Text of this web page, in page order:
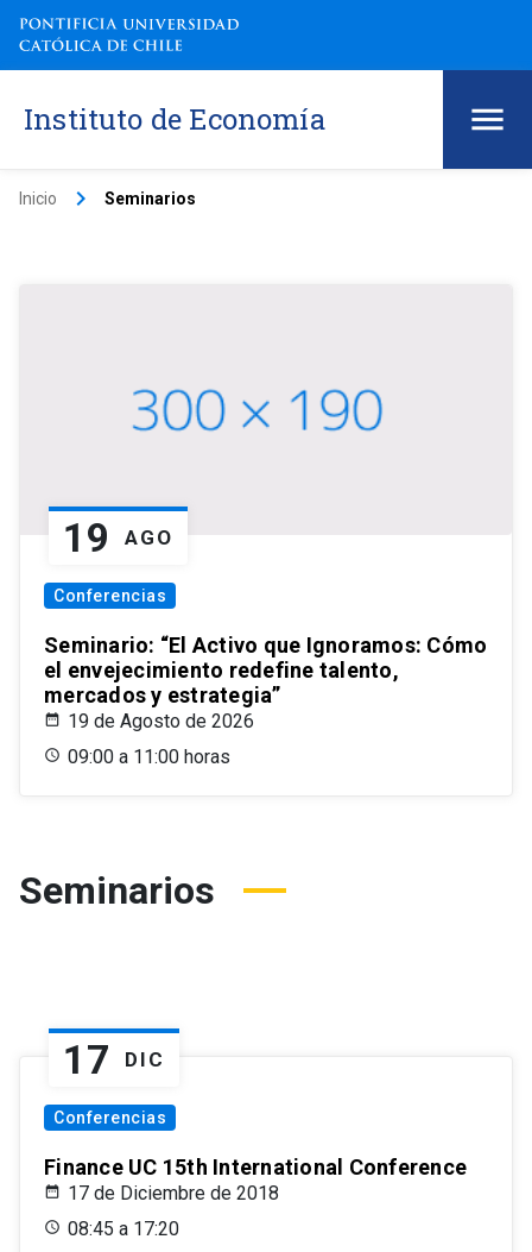
Instituto de Economía
Inicio keyboard_arrow_right Seminarios
19 AGO
Conferencias
Seminario: “El Activo que Ignoramos: Cómo
el envejecimiento redefine talento,
mercados y estrategia”
19 de Agosto de 2026
09:00 a 11:00 horas
Seminarios
17 DIC
Conferencias
Finance UC 15th International Conference
17 de Diciembre de 2018
08:45 a 17:20